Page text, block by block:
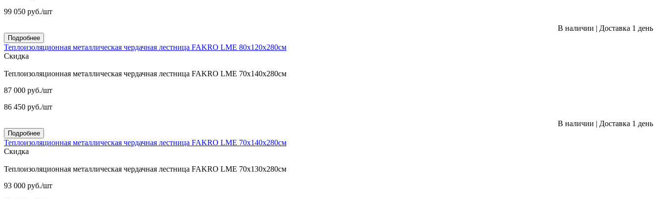
99 050 руб./шт
В наличии | Доставка 1 день
Подробнее
Теплоизоляционная металлическая чердачная лестница FAKRO LME 80х120х280см
Скидка
Теплоизоляционная металлическая чердачная лестница FAKRO LME 70х140х280см
87 000 руб./шт
86 450 руб./шт
В наличии | Доставка 1 день
Подробнее
Теплоизоляционная металлическая чердачная лестница FAKRO LME 70х140х280см
Скидка
Теплоизоляционная металлическая чердачная лестница FAKRO LME 70х130х280см
93 000 руб./шт